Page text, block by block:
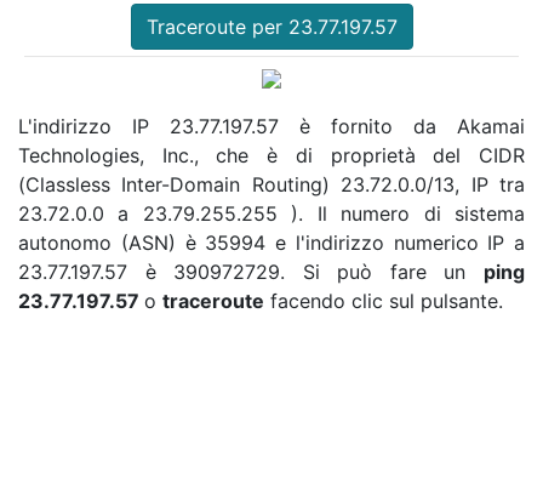
Traceroute per 23.77.197.57
L'indirizzo IP 23.77.197.57 è fornito da Akamai
Technologies, Inc., che è di proprietà del CIDR
(Classless Inter-Domain Routing) 23.72.0.0/13, IP tra
23.72.0.0 a 23.79.255.255 ). Il numero di sistema
autonomo (ASN) è 35994 e l'indirizzo numerico IP a
23.77.197.57 è 390972729. Si può fare un ping
23.77.197.57 o traceroute facendo clic sul pulsante.